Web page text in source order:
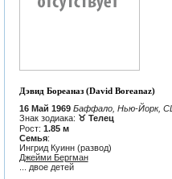
Дэвид Бореаназ (David Boreanaz)
16 Май 1969 Баффало, Нью-Йорк,
Знак зодиака: ♉ Телец
Рост: 1.85 м
Семья:
Ингрид Куинн (развод)
Джейми Бергман
... двое детей